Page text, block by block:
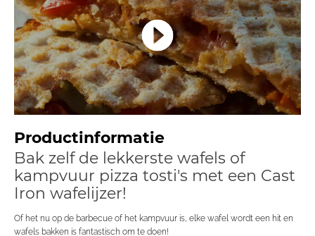
Productinformatie
Bak zelf de lekkerste wafels of
kampvuur pizza tosti's met een Cast
Iron wafelijzer!
Of het nu op de barbecue of het kampvuur is, elke wafel wordt een hit en
wafels bakken is fantastisch om te doen!